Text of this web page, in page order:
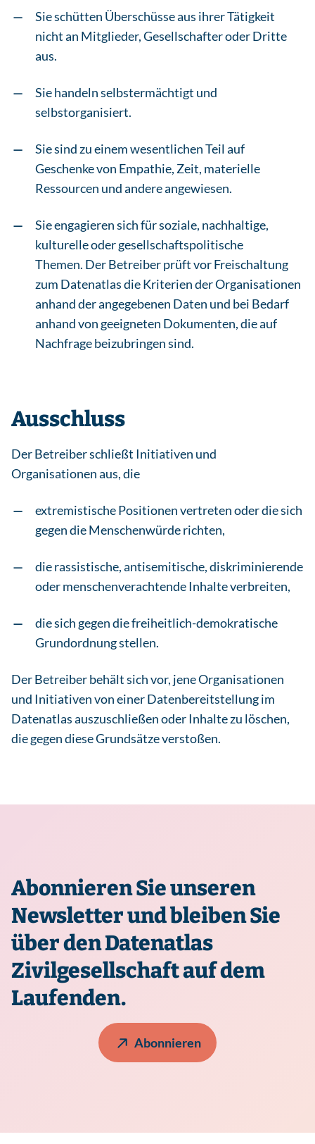
Sie schütten Überschüsse aus ihrer Tätigkeit
nicht an Mitglieder, Gesellschafter oder Dritte
aus.
Sie handeln selbstermächtigt und
selbstorganisiert.
Sie sind zu einem wesentlichen Teil auf
Geschenke von Empathie, Zeit, materielle
Ressourcen und andere angewiesen.
Sie engagieren sich für soziale, nachhaltige,
kulturelle oder gesellschaftspolitische
Themen. Der Betreiber prüft vor Freischaltung
zum Datenatlas die Kriterien der Organisationen
anhand der angegebenen Daten und bei Bedarf
anhand von geeigneten Dokumenten, die auf
Nachfrage beizubringen sind.
Ausschluss
Der Betreiber schließt Initiativen und
Organisationen aus, die
extremistische Positionen vertreten oder die sich
gegen die Menschenwürde richten,
die rassistische, antisemitische, diskriminierende
oder menschenverachtende Inhalte verbreiten,
die sich gegen die freiheitlich-demokratische
Grundordnung stellen.
Der Betreiber behält sich vor, jene Organisationen
und Initiativen von einer Datenbereitstellung im
Datenatlas auszuschließen oder Inhalte zu löschen,
die gegen diese Grundsätze verstoßen.
Abonnieren Sie unseren
Newsletter und bleiben Sie
über den Datenatlas
Zivilgesellschaft auf dem
Laufenden.
Abonnieren